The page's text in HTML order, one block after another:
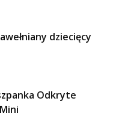
dziecięcy
Odkryte